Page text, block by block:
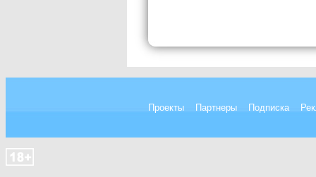
Проекты Партнеры Подписка